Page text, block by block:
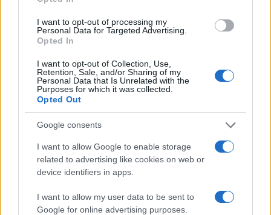
I want to opt-out of processing my
Personal Data for Targeted Advertising.
Opted In
I want to opt-out of Collection, Use,
Retention, Sale, and/or Sharing of my
Personal Data that Is Unrelated with the
Purposes for which it was collected.
Opted Out
Google consents
I want to allow Google to enable storage
related to advertising like cookies on web or
device identifiers in apps.
I want to allow my user data to be sent to
Google for online advertising purposes.
Σύμφωνα με αποκλειστικές πληροφορίες του evima.gr
21 άνθρωποι έχουν χάσει τη ζωή τους εκ των οποίων 13
Οι έρευνες από το λιμενικό συνεχίζονται ενώ οι σωροί